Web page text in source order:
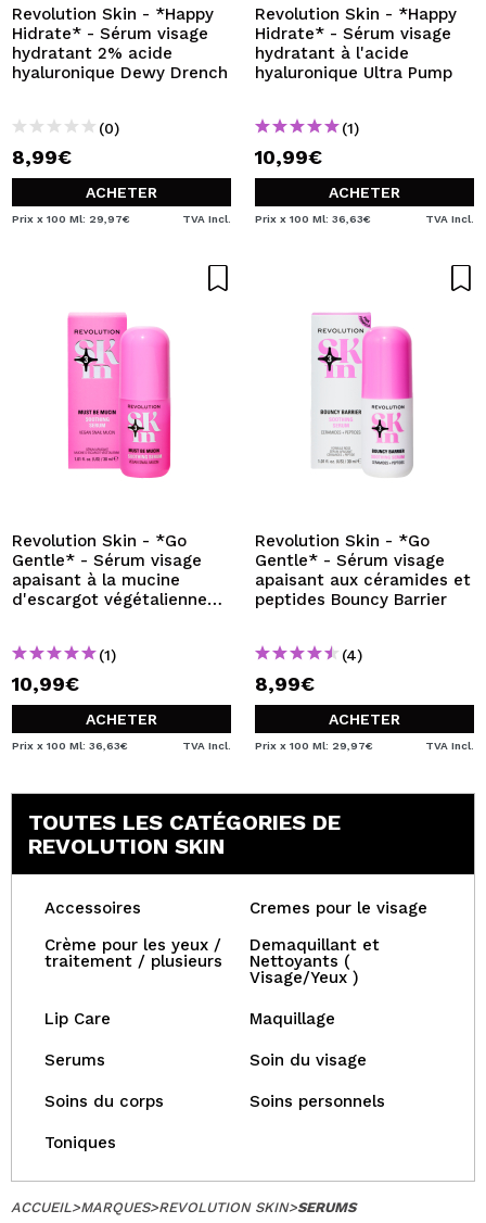
Revolution Skin - *Happy
Hidrate* - Sérum visage
hydratant 2% acide
hyaluronique Dewy Drench
(0)
8,99€
ACHETER
Prix x 100 Ml: 29,97€ TVA Incl.
Revolution Skin - *Happy
Hidrate* - Sérum visage
hydratant à l'acide
hyaluronique Ultra Pump
(1)
10,99€
ACHETER
Prix x 100 Ml: 36,63€ TVA Incl.
Revolution Skin - *Go
Gentle* - Sérum visage
apaisant à la mucine
d'escargot végétalienne
(1)
10,99€
ACHETER
Prix x 100 Ml: 36,63€ TVA Incl.
Revolution Skin - *Go
Gentle* - Sérum visage
apaisant aux céramides et
peptides Bouncy Barrier
(4)
8,99€
ACHETER
Prix x 100 Ml: 29,97€ TVA Incl.
TOUTES LES CATÉGORIES DE
REVOLUTION SKIN
Accessoires
Cremes pour le visage
Crème pour les yeux /
traitement / plusieurs
Demaquillant et
Nettoyants (
Visage/Yeux )
Lip Care Maquillage
Serums Soin du visage
Soins du corps Soins personnels
Toniques
ACCUEIL>MARQUES>REVOLUTION SKIN>SERUMS